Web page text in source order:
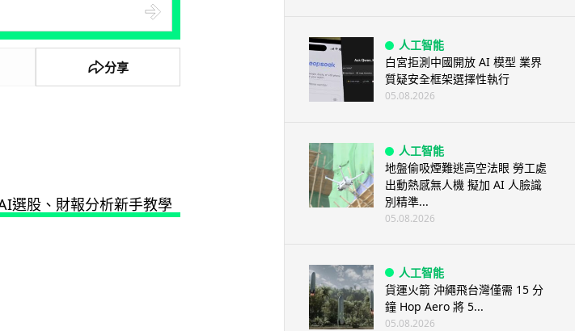
分享
人工智能
白宮拒測中國開放 AI 模型 業界
質疑安全框架選擇性執行
05.08.2026
人工智能
地盤偷吸煙難逃高空法眼 勞工處
出動熱感無人機 擬加 AI 人臉識
別精準...
05.08.2026
人工智能
貨運火箭 沖繩飛台灣僅需 15 分
鐘 Hop Aero 將 5...
05.08.2026